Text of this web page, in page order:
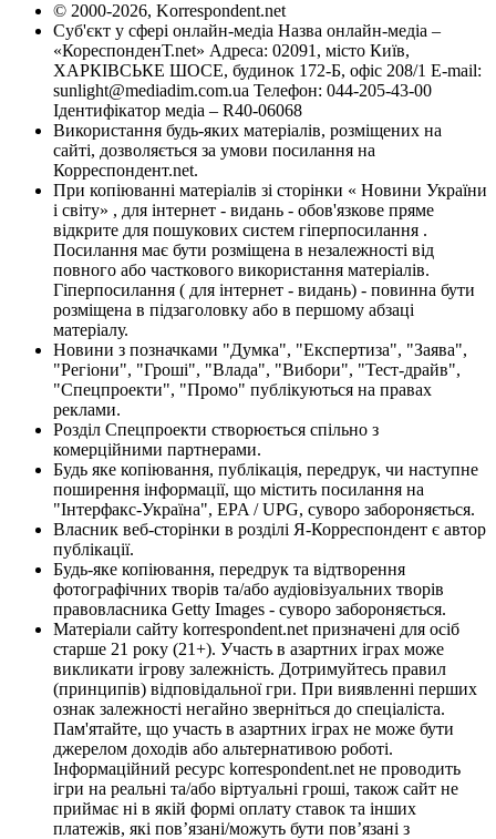
© 2000-2026, Korrespondent.net
Суб'єкт у сфері онлайн-медіа Назва онлайн-медіа –
«КореспонденТ.net» Адреса: 02091, місто Київ,
ХАРКІВСЬКЕ ШОСЕ, будинок 172-Б, офіс 208/1 E-mail:
sunlight@mediadim.com.ua Телефон: 044-205-43-00
Ідентифікатор медіа – R40-06068
Використання будь-яких матеріалів, розміщених на
сайті, дозволяється за умови посилання на
Корреспондент.net.
При копіюванні матеріалів зі сторінки « Новини України
і світу» , для інтернет - видань - обов'язкове пряме
відкрите для пошукових систем гіперпосилання .
Посилання має бути розміщена в незалежності від
повного або часткового використання матеріалів.
Гіперпосилання ( для інтернет - видань) - повинна бути
розміщена в підзаголовку або в першому абзаці
матеріалу.
Новини з позначками "Думка", "Експертиза", "Заява",
"Регіони", "Гроші", "Влада", "Вибори", "Тест-драйв",
"Спецпроекти", "Промо" публікуються на правах
реклами.
Розділ Спецпроекти створюється спільно з
комерційними партнерами.
Будь яке копіювання, публікація, передрук, чи наступне
поширення інформації, що містить посилання на
"Інтерфакс-Україна", EPA / UPG, суворо забороняється.
Власник веб-сторінки в розділі Я-Корреспондент є автор
публікації.
Будь-яке копіювання, передрук та відтворення
фотографічних творів та/або аудіовізуальних творів
правовласника Getty Images - суворо забороняється.
Матеріали сайту korrespondent.net призначені для осіб
старше 21 року (21+). Участь в азартних іграх може
викликати ігрову залежність. Дотримуйтесь правил
(принципів) відповідальної гри. При виявленні перших
ознак залежності негайно зверніться до спеціаліста.
Пам'ятайте, що участь в азартних іграх не може бути
джерелом доходів або альтернативою роботі.
Інформаційний ресурс korrespondent.net не проводить
ігри на реальні та/або віртуальні гроші, також сайт не
приймає ні в якій формі оплату ставок та інших
платежів, які пов’язані/можуть бути пов’язані з